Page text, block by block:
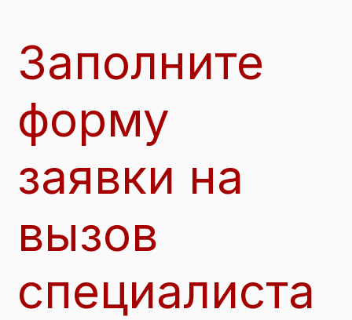
Заполните
форму
заявки на
вызов
специалиста